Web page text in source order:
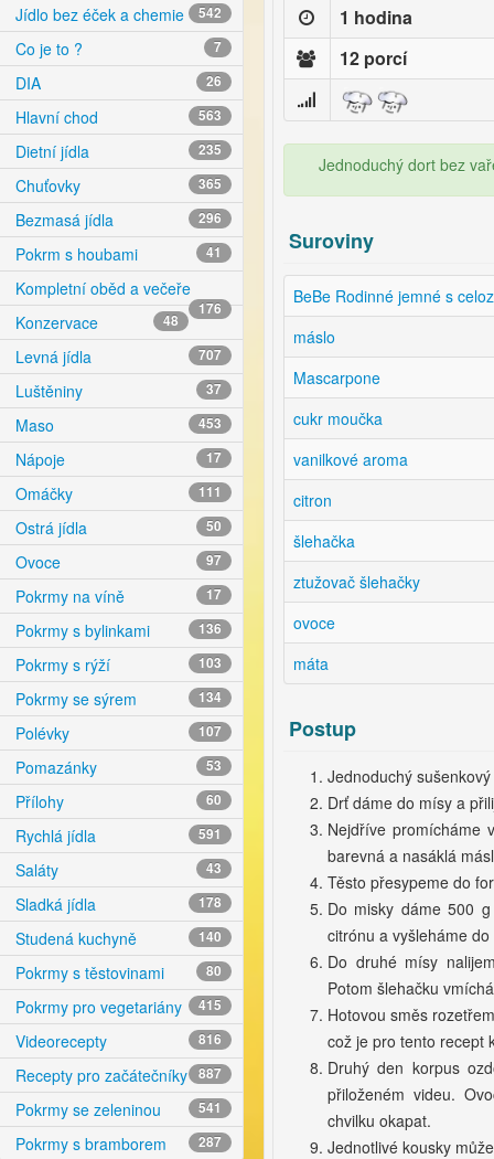
Jídlo bez éček a chemie 542
Co je to ? 7
DIA 26
Hlavní chod 563
Dietní jídla 235
Chuťovky 365
Bezmasá jídla 296
Pokrm s houbami 41
Kompletní oběd a večeře
176
Konzervace 48
Levná jídla 707
Luštěniny 37
Maso 453
Nápoje 17
Omáčky 111
Ostrá jídla 50
Ovoce 97
Pokrmy na víně 17
Pokrmy s bylinkami 136
Pokrmy s rýží 103
Pokrmy se sýrem 134
Polévky 107
Pomazánky 53
Přílohy 60
Rychlá jídla 591
Saláty 43
Sladká jídla 178
Studená kuchyně 140
Pokrmy s těstovinami 80
Pokrmy pro vegetariány 415
Videorecepty 816
Recepty pro začátečníky 887
Pokrmy se zeleninou 541
Pokrmy s bramborem 287
1 hodina
12 porcí
Jednoduchý dort bez
Suroviny
BeBe Rodinné jemné s
máslo
Mascarpone
cukr moučka
vanilkové aroma
citron
šlehačka
ztužovač šlehačky
ovoce
máta
Postup
Jednoduchý
Drť dáme do mísy a
Nejdříve promícháme
barevná a nasáklá
Těsto přesypeme do
Do misky dáme 500
citrónu a vyšleháme do
Do druhé mísy
Potom šlehačku
Hotovou směs
což je pro tento recept
Druhý den korpus
přiloženém videu.
chvilku okapat.
Jednotlivé kousky